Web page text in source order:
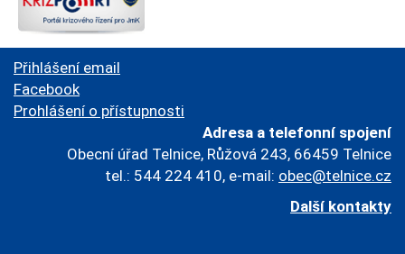
Přihlášení email
Facebook
Prohlášení o přístupnosti
Adresa a telefonní spojení
Obecní úřad Telnice, Růžová 243, 66459 Telnice
tel.: 544 224 410, e-mail: obec@telnice.cz
Další kontakty